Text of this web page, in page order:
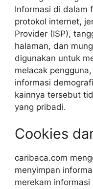
Informasi di dalam
protokol internet,
Provider (ISP),
halaman, dan
digunakan untuk
melacak
informasi
kainnya tersebut
yang pribadi.
Cookies
caribaca.com
menyimpan
merekam